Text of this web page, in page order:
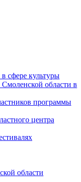
сфере культуры
области в
программы
центра
области